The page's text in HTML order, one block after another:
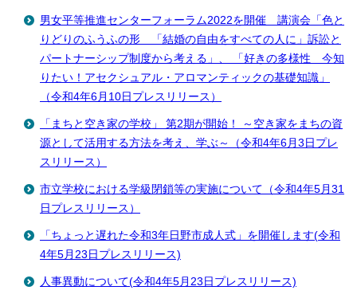
男女平等推進センターフォーラム2022を開催 講演会「色と
りどりのふうふの形 「結婚の自由をすべての人に」訴訟と
パートナーシップ制度から考える」、 「好きの多様性 今知
りたい！アセクシュアル・アロマンティックの基礎知識」
（令和4年6月10日プレスリリース）
「まちと空き家の学校」 第2期が開始！ ～空き家をまちの資
源として活用する方法を考え、学ぶ～（令和4年6月3日プレ
スリリース）
市立学校における学級閉鎖等の実施について（令和4年5月31
日プレスリリース）
「ちょっと遅れた令和3年日野市成人式」を開催します(令和
4年5月23日プレスリリース)
人事異動について(令和4年5月23日プレスリリース)